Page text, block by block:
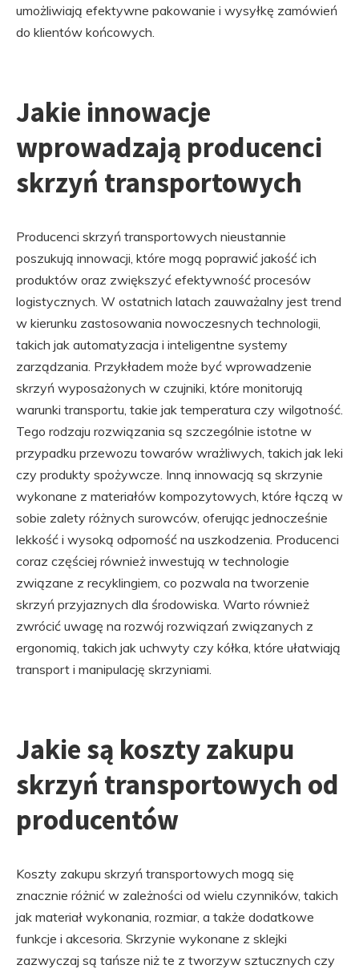
umożliwiają efektywne pakowanie i wysyłkę zamówień
do klientów końcowych.
Jakie innowacje
wprowadzają producenci
skrzyń transportowych
Producenci skrzyń transportowych nieustannie
poszukują innowacji, które mogą poprawić jakość ich
produktów oraz zwiększyć efektywność procesów
logistycznych. W ostatnich latach zauważalny jest trend
w kierunku zastosowania nowoczesnych technologii,
takich jak automatyzacja i inteligentne systemy
zarządzania. Przykładem może być wprowadzenie
skrzyń wyposażonych w czujniki, które monitorują
warunki transportu, takie jak temperatura czy wilgotność.
Tego rodzaju rozwiązania są szczególnie istotne w
przypadku przewozu towarów wrażliwych, takich jak leki
czy produkty spożywcze. Inną innowacją są skrzynie
wykonane z materiałów kompozytowych, które łączą w
sobie zalety różnych surowców, oferując jednocześnie
lekkość i wysoką odporność na uszkodzenia. Producenci
coraz częściej również inwestują w technologie
związane z recyklingiem, co pozwala na tworzenie
skrzyń przyjaznych dla środowiska. Warto również
zwrócić uwagę na rozwój rozwiązań związanych z
ergonomią, takich jak uchwyty czy kółka, które ułatwiają
transport i manipulację skrzyniami.
Jakie są koszty zakupu
skrzyń transportowych od
producentów
Koszty zakupu skrzyń transportowych mogą się
znacznie różnić w zależności od wielu czynników, takich
jak materiał wykonania, rozmiar, a także dodatkowe
funkcje i akcesoria. Skrzynie wykonane z sklejki
zazwyczaj są tańsze niż te z tworzyw sztucznych czy